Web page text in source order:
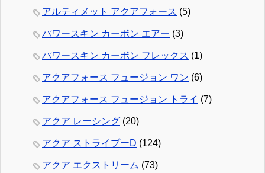
アルティメット アクアフォース (5)
パワースキン カーボン エアー (3)
パワースキン カーボン フレックス (1)
アクアフォース フュージョン ワン (6)
アクアフォース フュージョン トライ (7)
アクア レーシング (20)
アクア ストライプーD (124)
アクア エクストリーム (73)